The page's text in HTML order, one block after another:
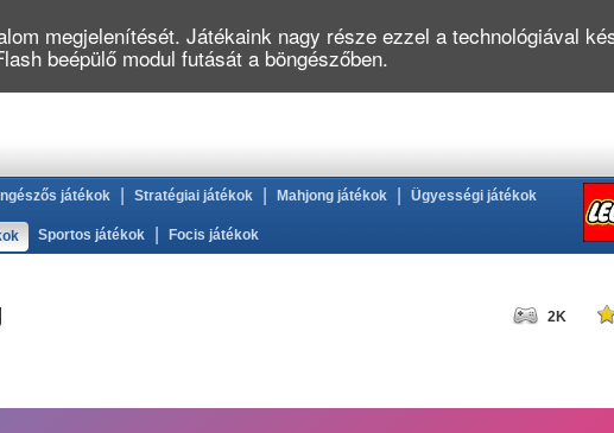
játékok Stratégiai játékok Mahjong játékok Ügyességi játékok
Sportos játékok Focis játékok
2K
megjelenítését. Játékaink nagy része ezzel a technológiával
beépülő modul futását a böngészőben.